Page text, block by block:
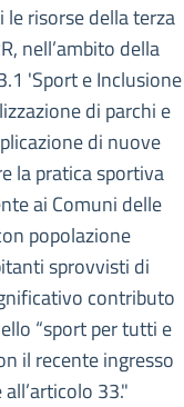
risorse della terza
nell’ambito della
'Sport e Inclusione
di parchi e
di nuove
la pratica sportiva
ai Comuni delle
popolazione
sprovvisti di
contributo
“sport per tutti e
il recente ingresso
33."